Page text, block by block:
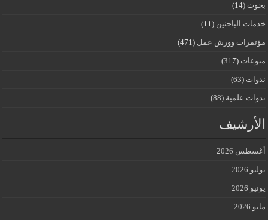
بحوث (14)
خدمات الباحثين (11)
مؤتمرات وورش عمل (471)
منوعات (317)
ندوات (63)
ندوات علمية (88)
الأرشيف
أغسطس 2026
يوليو 2026
يونيو 2026
مايو 2026